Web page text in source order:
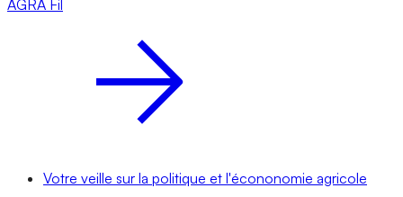
AGRA Fil
Votre veille sur la politique et l'écononomie agricole